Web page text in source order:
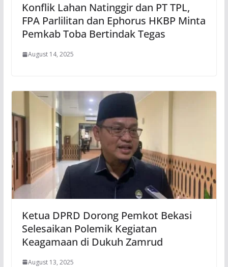
Konflik Lahan Natinggir dan PT TPL,
FPA Parlilitan dan Ephorus HKBP Minta
Pemkab Toba Bertindak Tegas
August 14, 2025
Ketua DPRD Dorong Pemkot Bekasi
Selesaikan Polemik Kegiatan
Keagamaan di Dukuh Zamrud
August 13, 2025